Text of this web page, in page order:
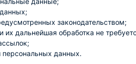
законодательством;
дальнейшая обработка не
персональных данных.